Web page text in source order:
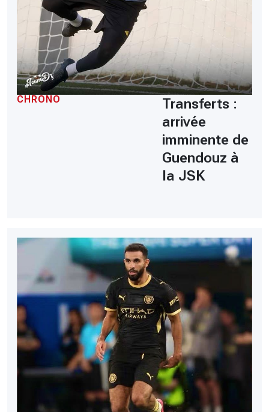
CHRONO
Transferts :
arrivée
imminente de
Guendouz à
la JSK